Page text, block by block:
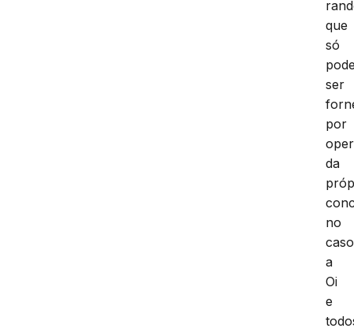
que
só
ser
por
da
no
caso
a
Oi
e